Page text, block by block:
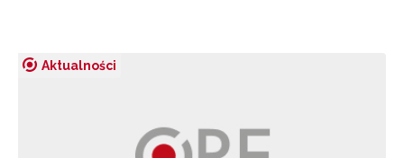
Aktualności